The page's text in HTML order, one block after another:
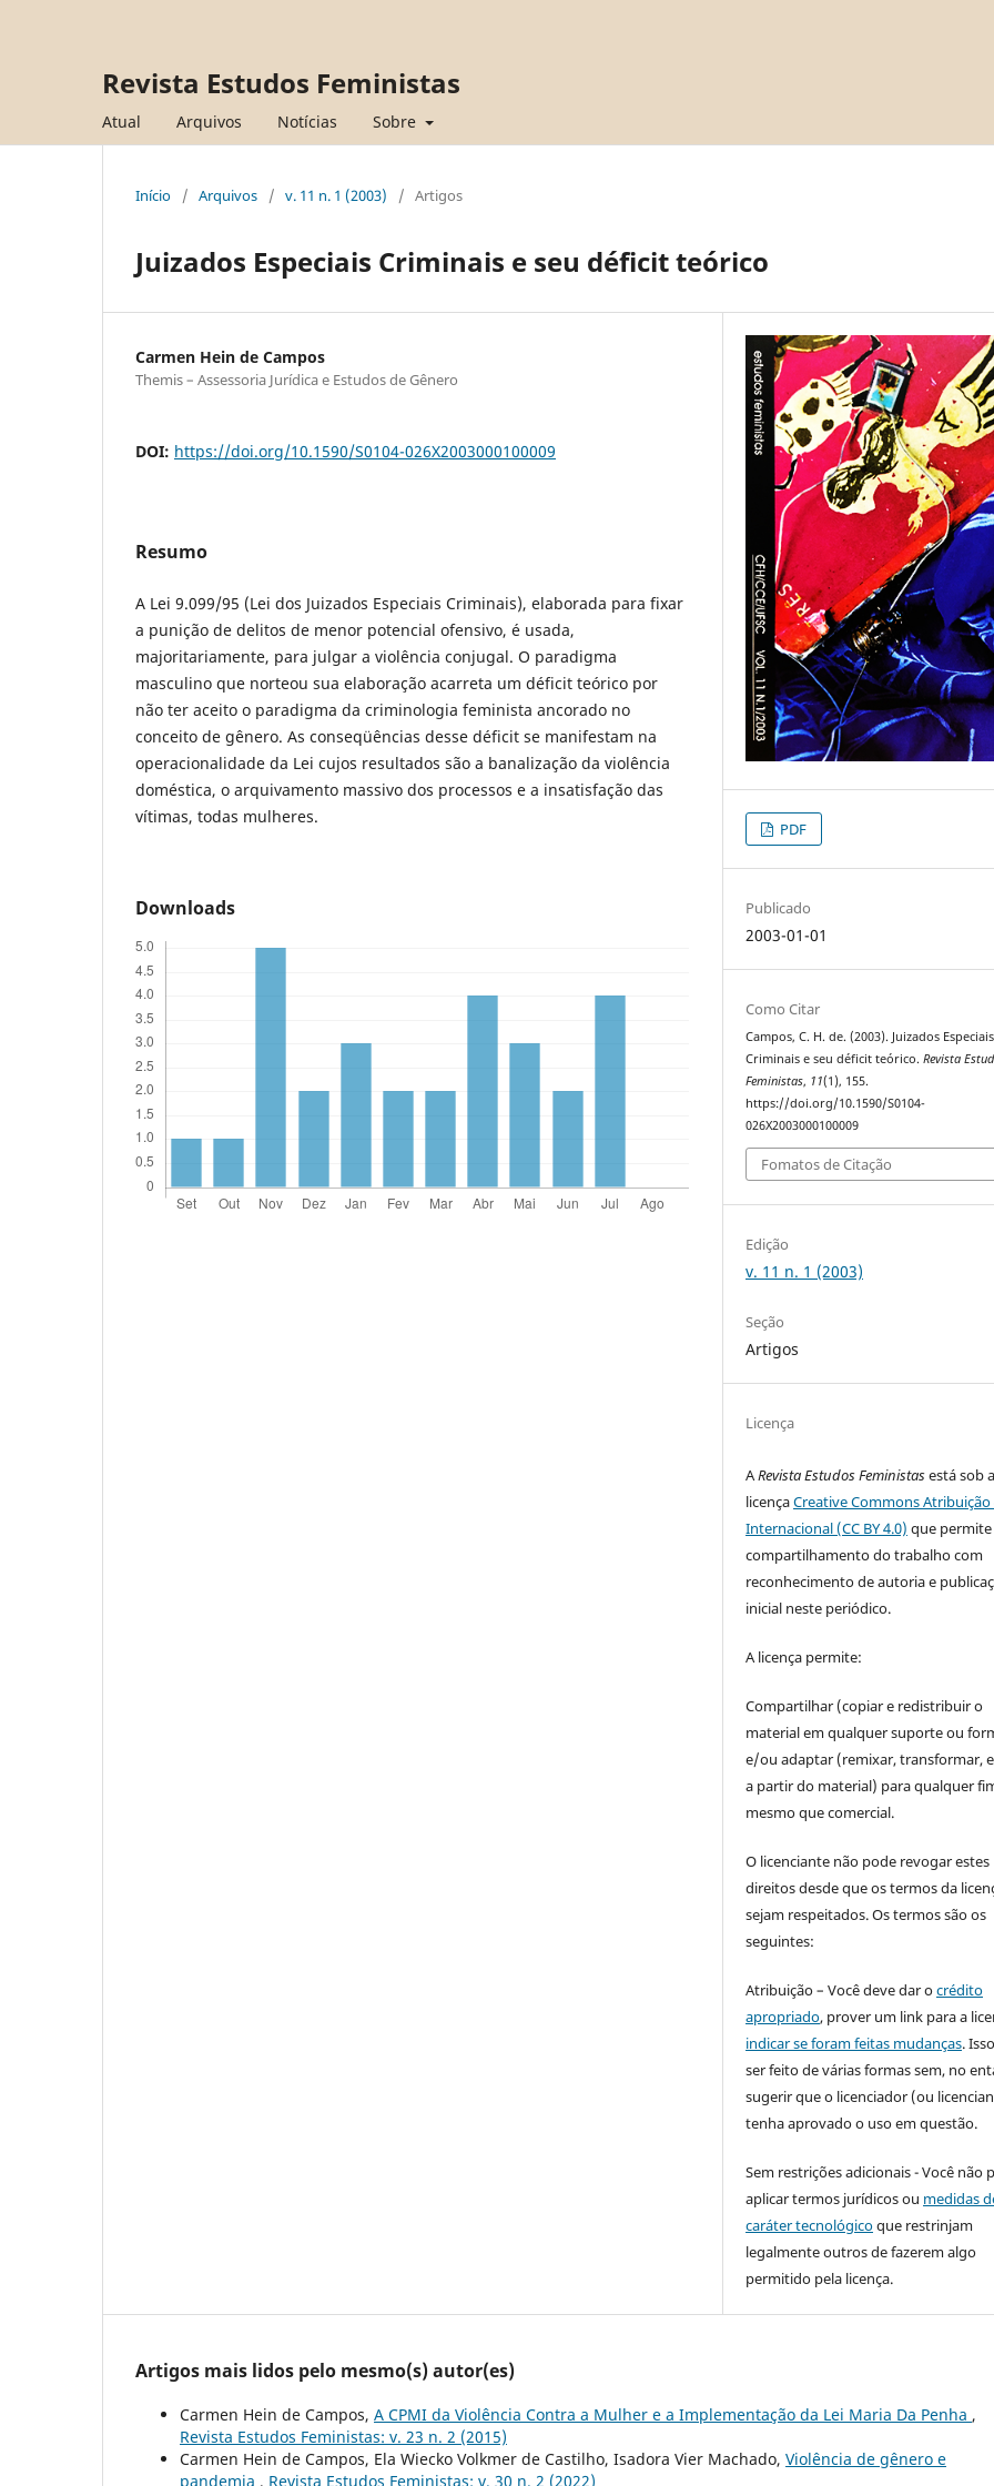
Revista Estudos Feministas
Atual Arquivos Notícias Sobre
Início / Arquivos / v. 11 n. 1 (2003) / Artigos
Juizados Especiais Criminais e seu déficit teórico
Carmen Hein de Campos
Themis – Assessoria Jurídica e Estudos de Gênero
DOI: https://doi.org/10.1590/S0104-026X2003000100009
Resumo
A Lei 9.099/95 (Lei dos Juizados Especiais Criminais), elaborada para fixar
a punição de delitos de menor potencial ofensivo, é usada,
majoritariamente, para julgar a violência conjugal. O paradigma
masculino que norteou sua elaboração acarreta um déficit teórico por
não ter aceito o paradigma da criminologia feminista ancorado no
conceito de gênero. As conseqüências desse déficit se manifestam na
operacionalidade da Lei cujos resultados são a banalização da violência
doméstica, o arquivamento massivo dos processos e a insatisfação das
vítimas, todas mulheres.
Downloads
PDF
Publicado
2003-01-01
Como Citar
Campos, C. H. de. (2003). Juizados Especiais
Criminais e seu déficit teórico.Revista
Feministas, 11(1), 155.
https://doi.org/10.1590/S0104-
026X2003000100009
Fomatos de Citação
Edição
v. 11 n. 1 (2003)
Seção
Artigos
Licença
ARevista Estudos Feministasestá sob a
licençaCreative Commons Atribuição
Internacional (CC BY 4.0) que
compartilhamento do trabalho com
reconhecimento de autoria e
inicial neste periódico.
A licença permite:
Compartilhar (copiar e redistribuir o
material em qualquer suporte ou
e/ou adaptar (remixar, transformar,
a partir do material) para qualquer
mesmo que comercial.
O licenciante não pode revogar estes
direitos desde que os termos da
sejam respeitados. Os termos são os
seguintes:
Atribuição – Você deve dar ocrédito
apropriado, prover um link para a
indicar se foram feitas mudanças.
ser feito de várias formas sem, no
sugerir que o licenciador (ou
tenha aprovado o uso em questão.
Sem restrições adicionais - Você não
aplicar termos jurídicos ou medidas
caráter tecnológicoque restrinjam
legalmente outros de fazerem algo
permitido pela licença.
Artigos mais lidos pelo mesmo(s) autor(es)
Carmen Hein de Campos, A CPMI da Violência Contra a Mulher e a Implementação da Lei Maria Da Penha ,
Revista Estudos Feministas: v. 23 n. 2 (2015)
Carmen Hein de Campos, Ela Wiecko Volkmer de Castilho, Isadora Vier Machado, Violência de gênero e
pandemia , Revista Estudos Feministas: v. 30 n. 2 (2022)